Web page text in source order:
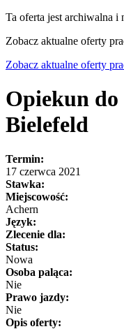
Ta oferta jest archiwalna i
Zobacz aktualne oferty
Zobacz aktualne oferty
Opiekun do
Bielefeld
Termin:
17 czerwca 2021
Stawka:
Miejscowość:
Achern
Język:
Zlecenie dla:
Status:
Nowa
Osoba paląca:
Nie
Prawo jazdy:
Nie
Opis oferty: